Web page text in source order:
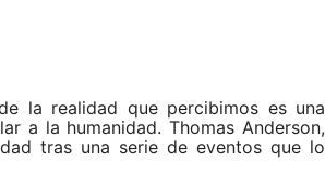
la realidad que percibimos es una
a la humanidad. Thomas Anderson,
tras una serie de eventos que lo